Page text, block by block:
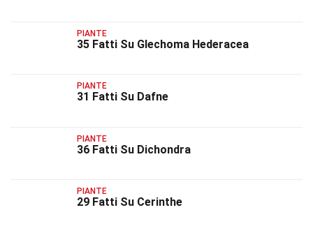
PIANTE
35 Fatti Su Glechoma Hederacea
PIANTE
31 Fatti Su Dafne
PIANTE
36 Fatti Su Dichondra
PIANTE
29 Fatti Su Cerinthe